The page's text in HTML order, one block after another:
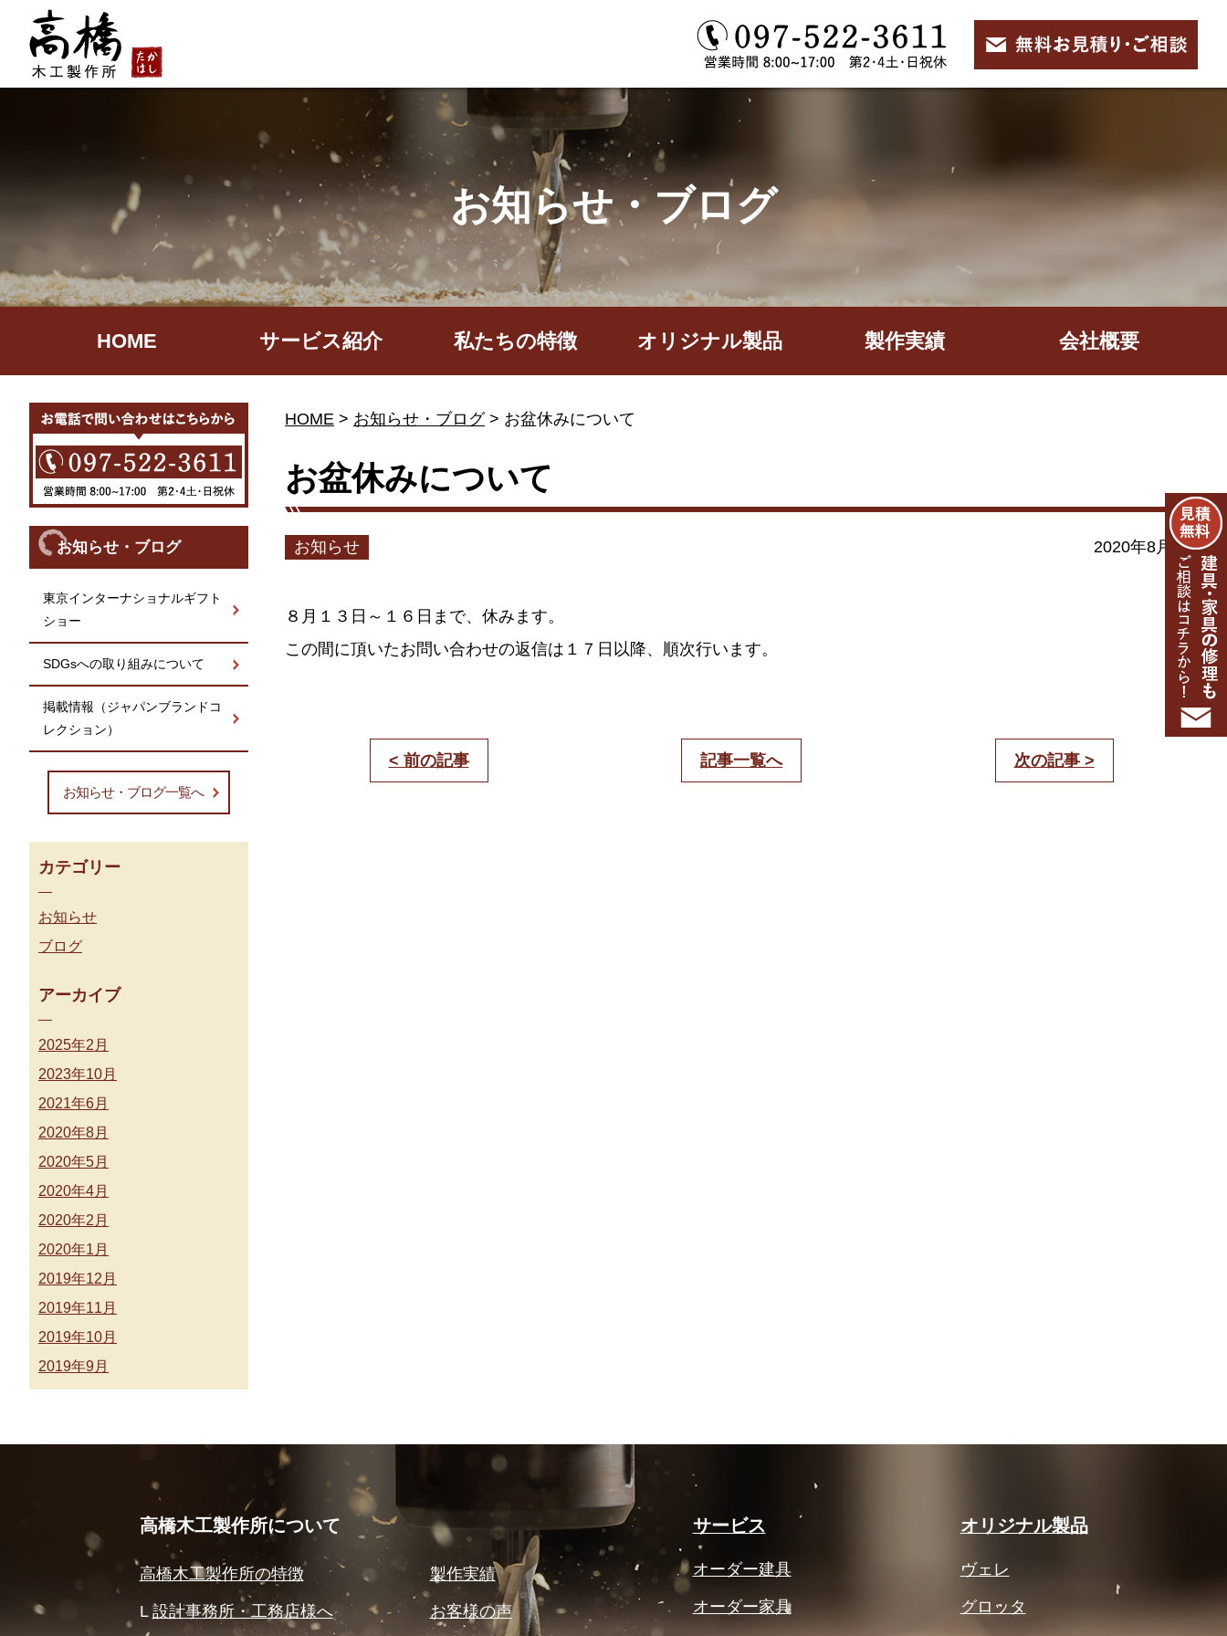
お知らせ・ブログ
HOME サービス紹介 私たちの特徴 オリジナル製品 製作実績 会社概要
HOME > お知らせ・ブログ> お盆休みについて
お盆休みについて
お知らせ 2020年8月1日
８月１３日～１６日まで、休みます。
この間に頂いたお問い合わせの返信は１７日以降、順次行います。
< 前の記事 記事一覧へ 次の記事 >
お知らせ・ブログ
東京インターナショナルギフト
ショー
SDGsへの取り組みについて
掲載情報（ジャパンブランドコ
レクション）
お知らせ・ブログ一覧へ
カテゴリー
お知らせ
ブログ
アーカイブ
2025年2月
2023年10月
2021年6月
2020年8月
2020年5月
2020年4月
2020年2月
2020年1月
2019年12月
2019年11月
2019年10月
2019年9月
高橋木工製作所について
高橋木工製作所の特徴
設計事務所・工務店様へ
製作実績
お客様の声
サービス
オーダー建具
オーダー家具
オリジナル製品
ヴェレ
グロッタ